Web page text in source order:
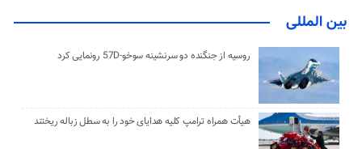
بین المللی
روسیه از جنگنده دو سرنشینه سوخو-57D رونمایی کرد
هیأت همراه ترامپ کلیه هدایای خود را به سطل زباله ریختند